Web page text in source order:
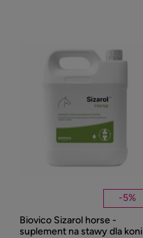
-5%
Biovico Sizarol horse -
suplement na stawy dla koni